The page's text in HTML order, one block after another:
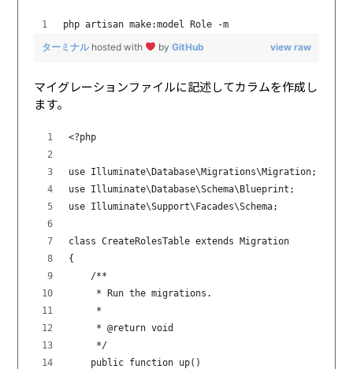
php artisan make:model Role -m
view raw
ターミナル hosted with byGitHub
マイグレーションファイルに記述してカラムを作成し
ます。
<?php
use Illuminate\Database\Migrations\Migration;
use Illuminate\Database\Schema\Blueprint;
use Illuminate\Support\Facades\Schema;
class CreateRolesTable extends Migration
{
    /**
     * Run the migrations.
     *
     * @return void
     */
    public function up()